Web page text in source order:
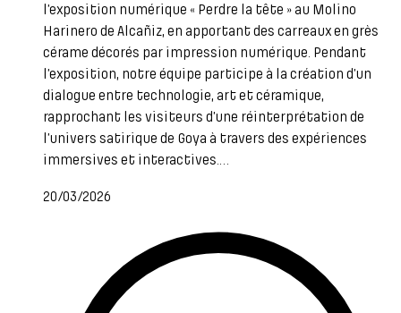
l’exposition numérique « Perdre la tête » au Molino
Harinero de Alcañiz, en apportant des carreaux en grès
cérame décorés par impression numérique. Pendant
l’exposition, notre équipe participe à la création d’un
dialogue entre technologie, art et céramique,
rapprochant les visiteurs d’une réinterprétation de
l’univers satirique de Goya à travers des expériences
immersives et interactives.…
20/03/2026